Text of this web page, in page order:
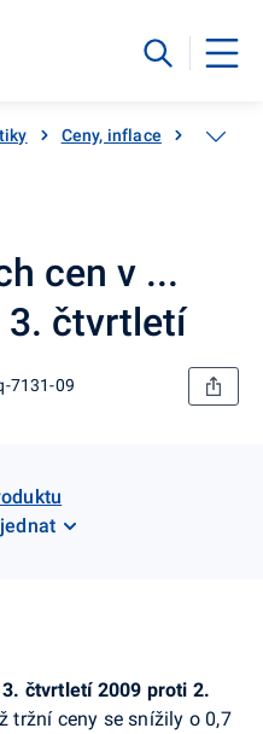
Ceny, inflace
cen v ...
3. čtvrtletí
7131-09
čtvrtletí 2009 proti 2.
tržní ceny se snížily o 0,7